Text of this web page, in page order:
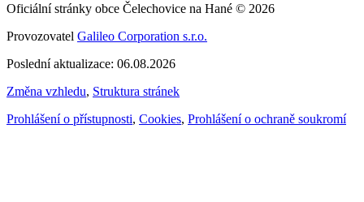
Oficiální stránky obce Čelechovice na Hané © 2026
Provozovatel Galileo Corporation s.r.o.
Poslední aktualizace: 06.08.2026
Změna vzhledu, Struktura stránek
Prohlášení o přístupnosti, Cookies, Prohlášení o ochraně soukromí